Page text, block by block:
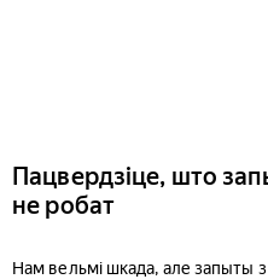
Пацвердзіце, што
не робат
Нам вельмі шкада, але запыты